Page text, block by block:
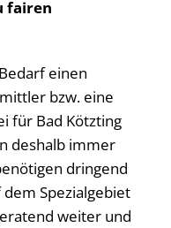
fairen
einen
bzw. eine
für Bad Kötzting
deshalb immer
dringend
Spezialgebiet
weiter und